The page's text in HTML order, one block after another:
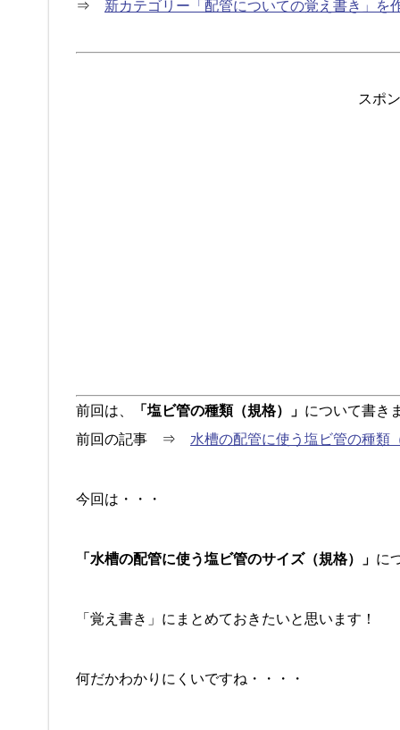
⇒ 新カテゴリー「配管についての覚え書き」を
スポ
前回は、 「塩ビ管の種類（規格）」 について書き
前回の記事 ⇒ 水槽の配管に使う塩ビ管の種類
今回は・・・
「水槽の配管に使う塩ビ管のサイズ（規格）」 に
「覚え書き」にまとめておきたいと思います！
何だかわかりにくいですね・・・・